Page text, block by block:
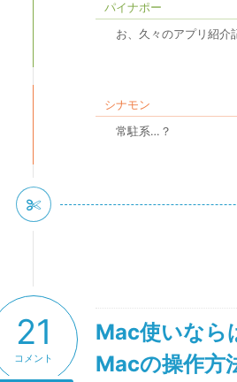
パイナポー
お、久々のアプリ紹介
シナモン
常駐系…？
Mac使いなら
Macの操作方
21
コメント